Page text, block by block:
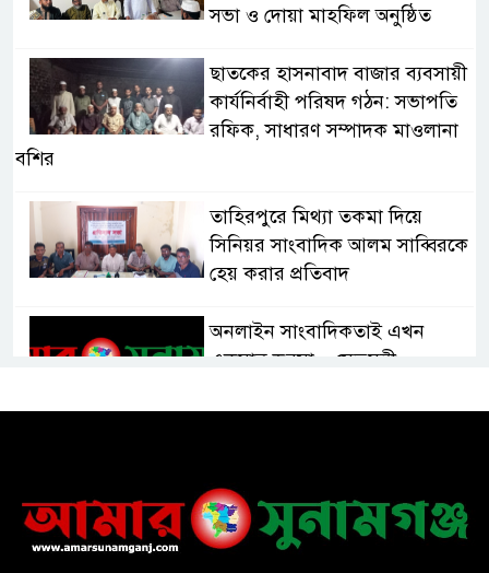
সভা ও দোয়া মাহফিল অনুষ্ঠিত
ছাতকের হাসনাবাদ বাজার ব্যবসায়ী
কার্যনির্বাহী পরিষদ গঠন: সভাপতি
রফিক, সাধারণ সম্পাদক মাওলানা
বশির
তাহিরপুরে মিথ্যা তকমা দিয়ে
সিনিয়র সাংবাদিক আলম সাব্বিরকে
হেয় করার প্রতিবাদ
অনলাইন সাংবাদিকতাই এখন
একমাত্র ভরসা – সেতুমন্ত্রী
“রোড ব্লক কর্মসূচি “
তাহিরপুরে বজ্রপাতে যুবকের মৃত্যু